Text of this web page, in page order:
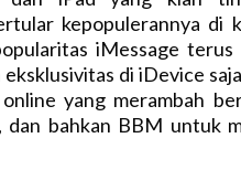
kepopulerannya di
iMessage
di iDevice
yang merambah
dan bahkan BBM untuk